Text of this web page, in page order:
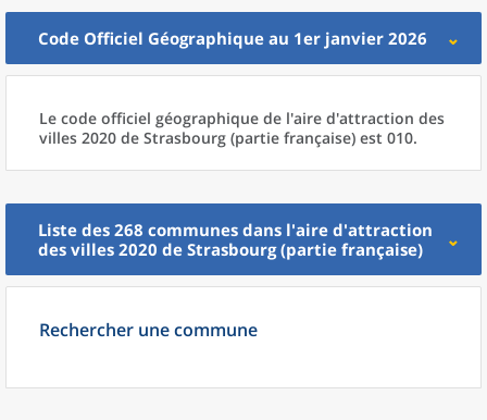
Code Officiel Géographique au 1er janvier 2026
Le code officiel géographique de l'aire d'attraction des
villes 2020 de Strasbourg (partie française) est 010.
Liste des 268 communes dans l'aire d'attraction
des villes 2020 de Strasbourg (partie française)
Rechercher une commune